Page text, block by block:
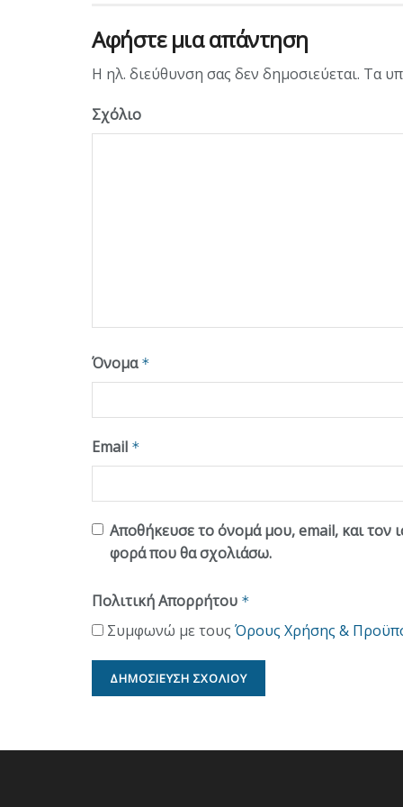
Αφήστε μια απάντηση
Η ηλ. διεύθυνση σας δεν δημοσιεύεται. Τα
Σχόλιο
Όνομα *
Email *
Αποθήκευσε το όνομά μου, email, και τον
φορά που θα σχολιάσω.
Πολιτική Απορρήτου *
Συμφωνώ με τους Όρους Χρήσης &